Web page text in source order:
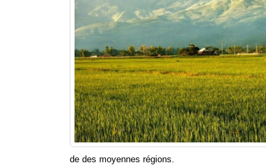
de des moyennes régions.